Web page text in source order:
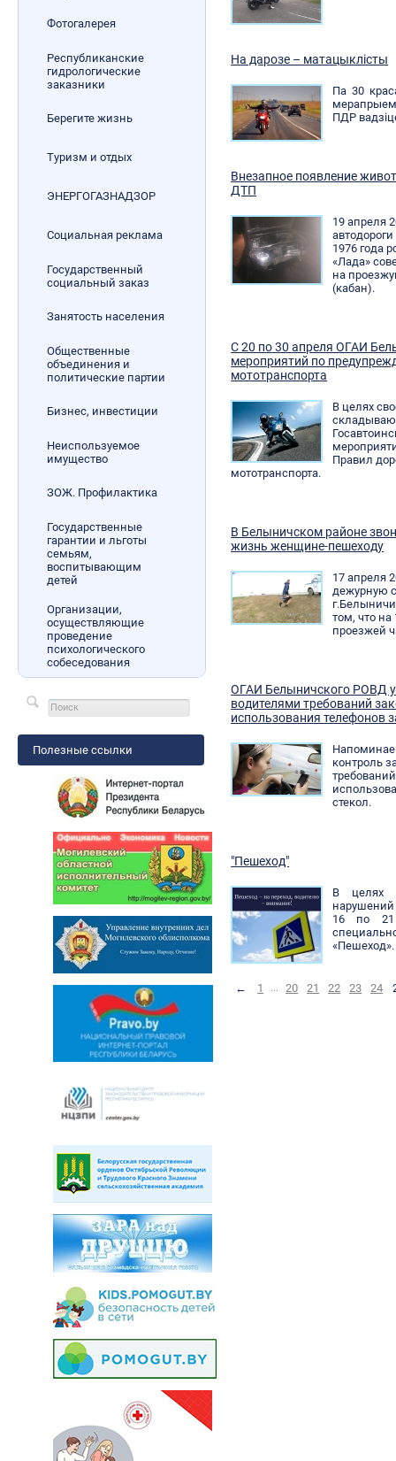
Фотогалерея
Республиканские
гидрологические
заказники
Берегите жизнь
Туризм и отдых
ЭНЕРГОГАЗНАДЗОР
Социальная реклама
Государственный
социальный заказ
Занятость населения
Общественные
объединения и
политические партии
Бизнес, инвестиции
Неиспользуемое
имущество
ЗОЖ. Профилактика
Государственные
гарантии и льготы
семьям,
воспитывающим
детей
Организации,
осуществляющие
проведение
психологического
собеседования
Полезные ссылки
На дарозе – матацыклісты
Па 30
ПДР
Внезапное появление
ДТП
19 апреля
1976 года
«Лада»
на
(кабан).
С 20 по 30 апреля ОГАИ
мероприятий по
мототранспорта
В целях
Правил
мототранспорта.
В Белыничском районе
жизнь женщине-пешеходу
17 апреля
дежурную
том, что
проезжей
ОГАИ Белыничского РОВД
водителями требований
использования телефонов
контроль
стекол.
"Пешеход"
В целях
16 по 21
«Пешеход».
← 1 ... 20 21 22 23 24